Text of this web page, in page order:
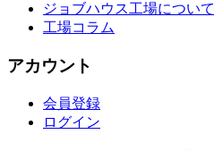
ジョブハウス工場について
工場コラム
アカウント
会員登録
ログイン